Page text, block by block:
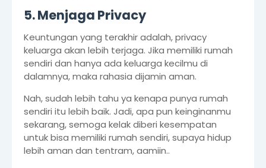
5. Menjaga Privacy
Keuntungan yang terakhir adalah, privacy
keluarga akan lebih terjaga. Jika memiliki rumah
sendiri dan hanya ada keluarga kecilmu di
dalamnya, maka rahasia dijamin aman.
Nah, sudah lebih tahu ya kenapa punya rumah
sendiri itu lebih baik. Jadi, apa pun keinginanmu
sekarang, semoga kelak diberi kesempatan
untuk bisa memiliki rumah sendiri, supaya hidup
lebih aman dan tentram, aamiin..